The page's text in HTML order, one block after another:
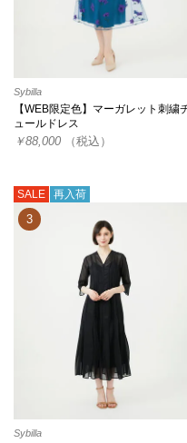
Sybilla
【WEB限定色】マーガレット刺繍
ュールドレス
￥88,000 （税込）
SALE 再入荷
3
Sybilla